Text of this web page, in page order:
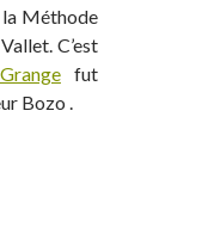
la Méthode
C’est
fut
Bozo .